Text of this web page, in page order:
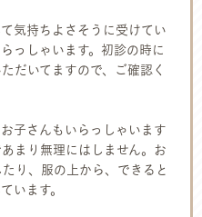
気持ちよさそうに受けてい
っしゃいます。初診の時に
だいてますので、ご確認く
子さんもいらっしゃいます
まり無理にはしません。お
り、服の上から、できると
います。